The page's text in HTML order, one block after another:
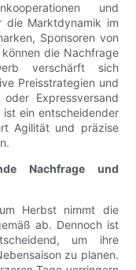
und
die Marktdynamik im
Sponsoren von
können die Nachfrage
verschärft sich
Preisstrategien und
Expressversand
ist ein entscheidender
Agilität und präzise
Nachfrage und
Herbst nimmt die
ab. Dennoch ist
um ihre
zu planen.